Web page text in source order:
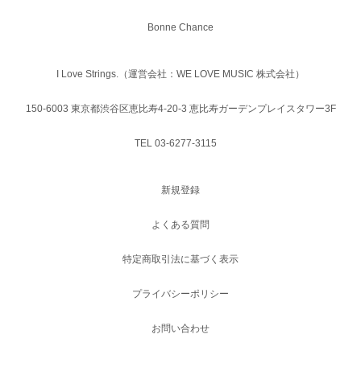
Bonne Chance
I Love Strings.（運営会社：WE LOVE MUSIC 株式会社）
150-6003 東京都渋谷区恵比寿4-20-3 恵比寿ガーデンプレイスタワー3F
TEL 03-6277-3115
新規登録
よくある質問
特定商取引法に基づく表示
プライバシーポリシー
お問い合わせ